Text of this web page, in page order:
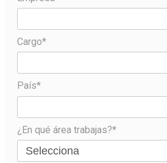
Cargo*
País*
¿En qué área trabajas?*